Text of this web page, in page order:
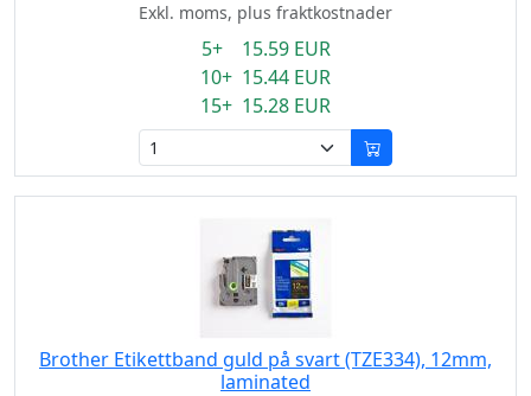
Exkl. moms, plus fraktkostnader
5+ 15.59 EUR
10+ 15.44 EUR
15+ 15.28 EUR
Brother Etikettband guld på svart (TZE334), 12mm,
laminated